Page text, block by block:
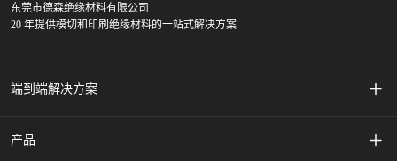
东莞市德森绝缘材料有限公司
20 年提供模切和印刷绝缘材料的一站式解决方案
端到端解决方案
丝网印刷薄膜开关
产品